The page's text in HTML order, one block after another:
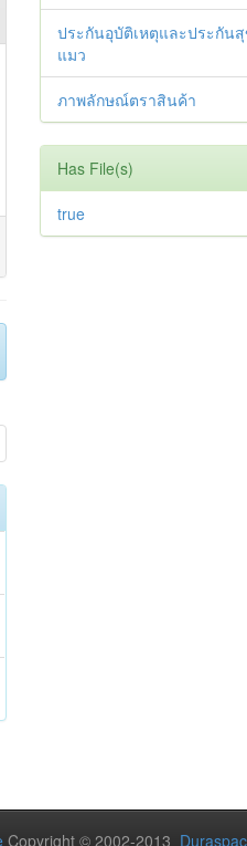
ประกันอุบัติเหตุและประกัน
แมว
ภาพลักษณ์ตราสินค้า
Has File(s)
true
Copyright © 2002-2013